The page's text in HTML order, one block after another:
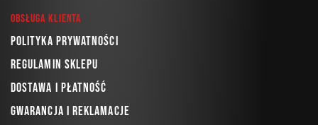
Obsługa klienta
Polityka prywatności
Regulamin sklepu
Dostawa i płatność
Gwarancja i reklamacje